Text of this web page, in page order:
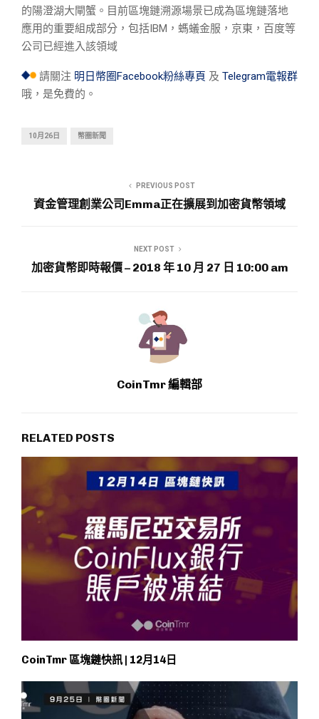
的陽澄湖大閘蟹。目前區塊鏈溯源場景已成為區塊鏈落地
應用的重要組成部分，包括IBM，螞蟻金服，京東，百度等
公司已經進入該領域
請關注 明日幣圈Facebook粉絲專頁 及 Telegram電報群
哦，是免費的。
10月26日 幣圈新聞
PREVIOUS POST
資金管理創業公司Emma正在擴展到加密貨幣領域
NEXT POST
加密貨幣即時報價 – 2018 年 10 月 27 日 10:00 am
CoinTmr 編輯部
RELATED POSTS
CoinTmr 區塊鏈快訊 | 12月14日